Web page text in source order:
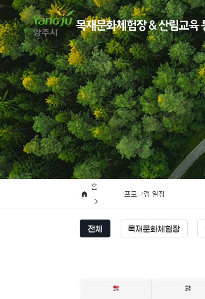
홈
프로그램 일정
전체 목재문화체험장
일 월